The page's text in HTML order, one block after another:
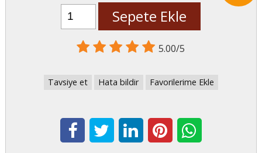
Sepete Ekle
5.00/5
Tavsiye et Hata bildir Favorilerime Ekle